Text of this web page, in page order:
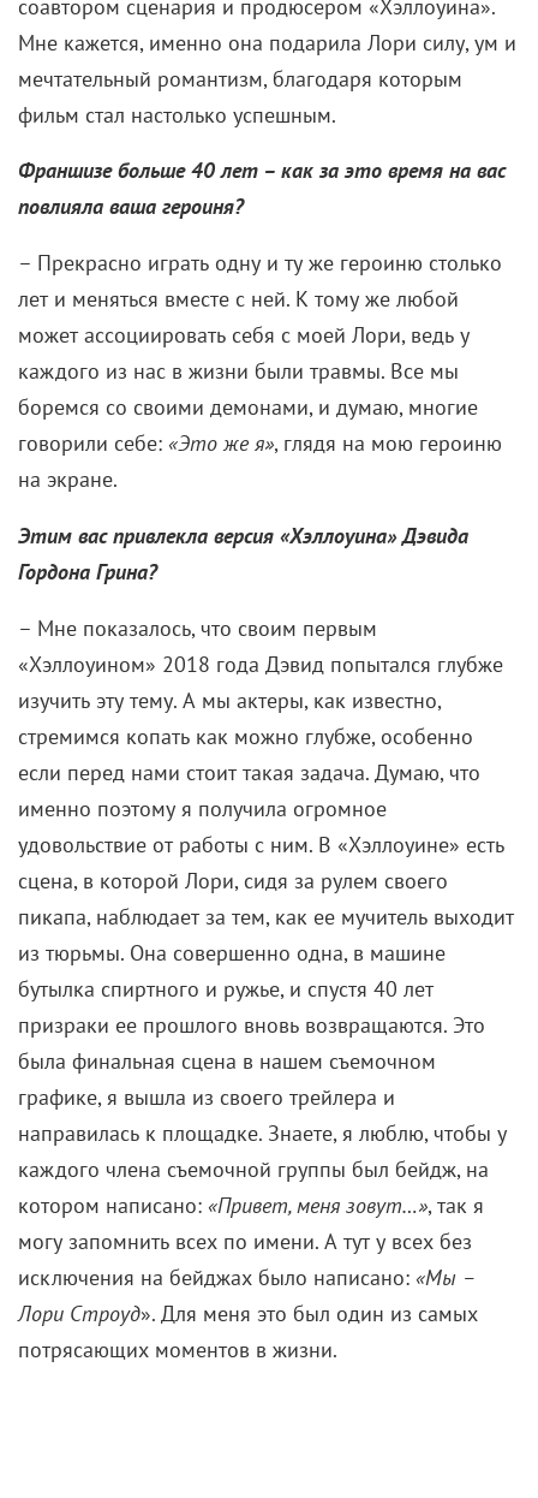
соавтором сценария и продюсером «Хэллоуина».
Мне кажется, именно она подарила Лори силу, ум и
мечтательный романтизм, благодаря которым
фильм стал настолько успешным.
Франшизе больше 40 лет – как за это время на вас
повлияла ваша героиня?
– Прекрасно играть одну и ту же героиню столько
лет и меняться вместе с ней. К тому же любой
может ассоциировать себя с моей Лори, ведь у
каждого из нас в жизни были травмы. Все мы
боремся со своими демонами, и думаю, многие
говорили себе: «Это же я», глядя на мою героиню
на экране.
Этим вас привлекла версия «Хэллоуина» Дэвида
Гордона Грина?
– Мне показалось, что своим первым
«Хэллоуином» 2018 года Дэвид попытался глубже
изучить эту тему. А мы актеры, как известно,
стремимся копать как можно глубже, особенно
если перед нами стоит такая задача. Думаю, что
именно поэтому я получила огромное
удовольствие от работы с ним. В «Хэллоуине» есть
сцена, в которой Лори, сидя за рулем своего
пикапа, наблюдает за тем, как ее мучитель выходит
из тюрьмы. Она совершенно одна, в машине
бутылка спиртного и ружье, и спустя 40 лет
призраки ее прошлого вновь возвращаются. Это
была финальная сцена в нашем съемочном
графике, я вышла из своего трейлера и
направилась к площадке. Знаете, я люблю, чтобы у
каждого члена съемочной группы был бейдж, на
котором написано: «Привет, меня зовут…», так я
могу запомнить всех по имени. А тут у всех без
исключения на бейджах было написано: «Мы –
Лори Строуд». Для меня это был один из самых
потрясающих моментов в жизни.